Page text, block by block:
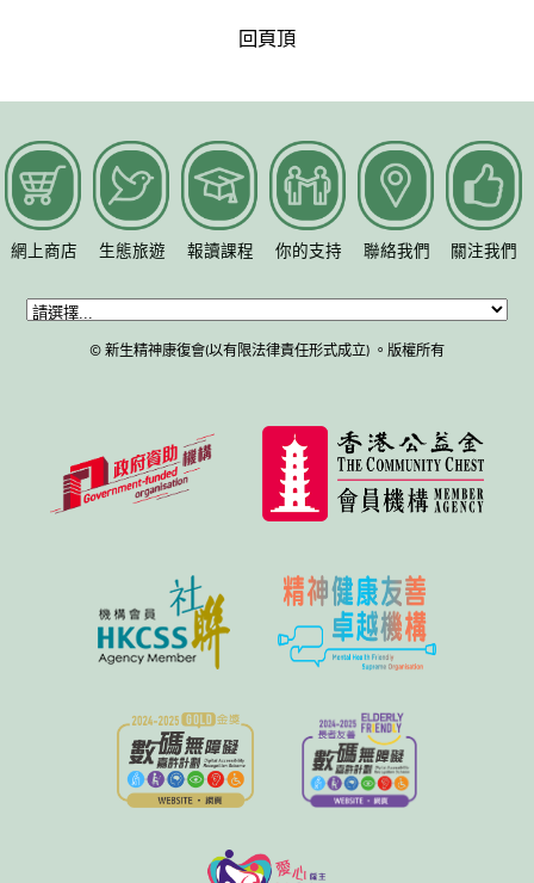
回頁頂
網上商店 生態旅遊 報讀課程 你的支持 聯絡我們 關注我們
© 新生精神康復會(以有限法律責任形式成立) 。版權所有